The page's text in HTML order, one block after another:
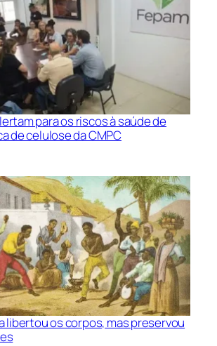
para os riscos à saúde de
de celulose da CMPC
libertou os corpos, mas preservou